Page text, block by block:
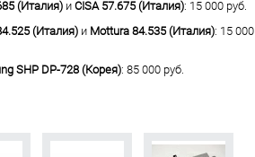
(Италия) и CISA 57.675 (Италия): 15 000 руб.
(Италия) и Mottura 84.535 (Италия): 15 000
SHP DP-728 (Корея): 85 000 руб.